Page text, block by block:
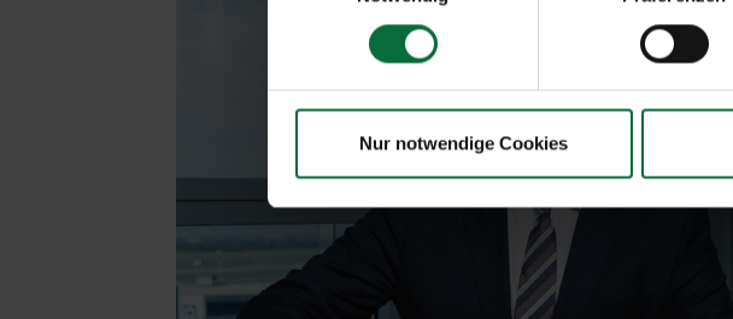
Nur notwendige Cookies